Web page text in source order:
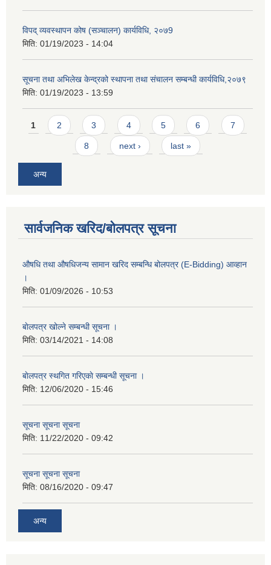
विपद् व्यवस्थापन कोष (सञ्चालन) कार्यविधि, २०७9
मिति: 01/19/2023 - 14:04
सूचना तथा अभिलेख केन्द्रको स्थापना तथा संचालन सम्बन्धी कार्यविधि,२०७९
मिति: 01/19/2023 - 13:59
Pages
1 2 3 4 5 6 7
8 next › last »
अन्य
सार्वजनिक खरिद/बोलपत्र सूचना
औषधि तथा औषधिजन्य सामान खरिद सम्बन्धि बोलपत्र (E-Bidding) आव्हान
।
मिति: 01/09/2026 - 10:53
बाेलपत्र खोल्ने सम्बन्धी सूचना ।
मिति: 03/14/2021 - 14:08
बाेलपत्र स्थगित गरिएकाे सम्बन्धी सूचना ।
मिति: 12/06/2020 - 15:46
सूचना सूचना सूचना
मिति: 11/22/2020 - 09:42
सूचना सूचना सूचना
मिति: 08/16/2020 - 09:47
अन्य